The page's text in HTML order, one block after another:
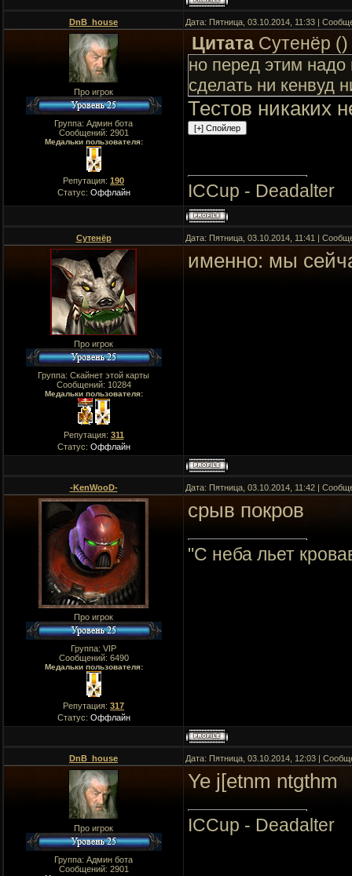
DnB_house Дата: Пятница, 03.10.2014, 11:33 |
Про игрок
Группа: Админ бота
Сообщений: 2901
Медальки пользователя:
Репутация: 190
Статус: Оффлайн
Цитата Сутенёр ()
но перед этим
сделать ни кенвуд
Тестов никаких
ICCup - Deadalter
Сутенёр Дата: Пятница, 03.10.2014, 11:41 |
Про игрок
Группа: Скайнет этой карты
Сообщений: 10284
Медальки пользователя:
Репутация: 311
Статус: Оффлайн
именно: мы
-KenWooD- Дата: Пятница, 03.10.2014, 11:42 |
Про игрок
Группа: VIP
Сообщений: 6490
Медальки пользователя:
Репутация: 317
Статус: Оффлайн
срыв покров
"C неба льет
DnB_house Дата: Пятница, 03.10.2014, 12:03 |
Про игрок
Группа: Админ бота
Сообщений: 2901
Ye j[etnm ntgthm
ICCup - Deadalter